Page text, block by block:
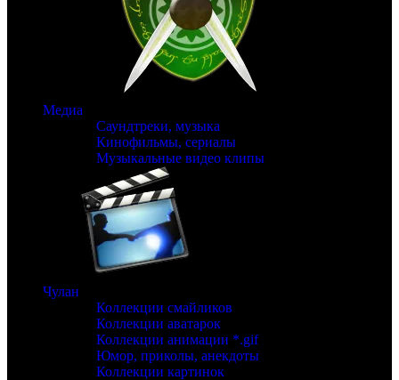
Медиа
Саундтреки, музыка
Кинофильмы, сериалы
Музыкальные видео клипы
Чулан
Коллекции смайликов
Коллекции аватарок
Коллекции анимации *.gif
Юмор, приколы, анекдоты
Коллекции картинок